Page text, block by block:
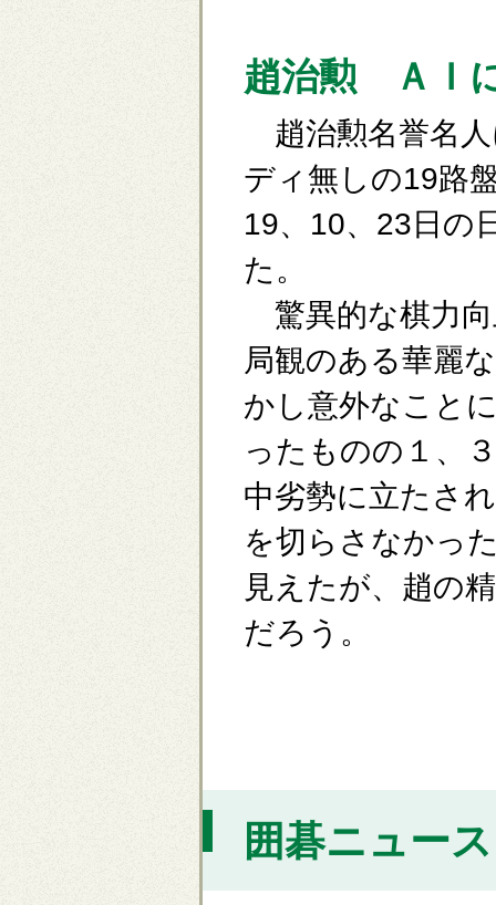
趙治勲 ＡＩ
趙治勲名誉名人
ディ無しの19路
19、10、23日の
た。
驚異的な棋力
局観のある華麗
かし意外なこと
ったものの１、
中劣勢に立たさ
を切らさなかっ
見えたが、趙の
だろう。
囲碁ニュー